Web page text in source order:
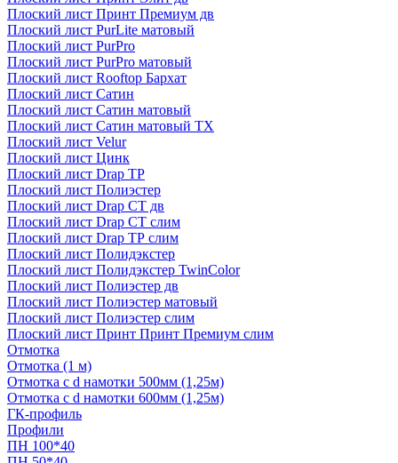
Плоский лист Принт Премиум дв
Плоский лист PurLite матовый
Плоский лист PurPro
Плоский лист PurPro матовый
Плоский лист Rooftop Бархат
Плоский лист Сатин
Плоский лист Сатин матовый
Плоский лист Сатин матовый TX
Плоский лист Velur
Плоский лист Цинк
Плоский лист Drap ТР
Плоский лист Полиэстер
Плоский лист Drap СТ дв
Плоский лист Drap СТ слим
Плоский лист Drap ТР слим
Плоский лист Полидэкстер
Плоский лист Полидэкстер TwinColor
Плоский лист Полиэстер дв
Плоский лист Полиэстер матовый
Плоский лист Полиэстер слим
Плоский лист Принт Принт Премиум слим
Отмотка
Отмотка (1 м)
Отмотка с d намотки 500мм (1,25м)
Отмотка с d намотки 600мм (1,25м)
ГК-профиль
Профили
ПН 100*40